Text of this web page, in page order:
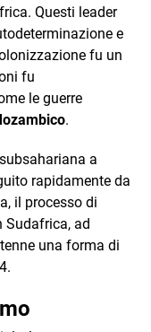
Questi leader
e
fu un
fu
le guerre
.
a
rapidamente da
il processo di
Sudafrica, ad
una forma di